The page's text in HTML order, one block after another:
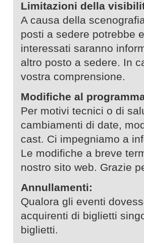
Limitazioni della
A causa della
posti a sedere potrebbe
interessati saranno
altro posto a sedere. In
vostra comprensione.
Modifiche al
Per motivi tecnici o di
cambiamenti di date,
cast. Ci impegniamo a
Le modifiche a breve
nostro sito web. Grazie
Annullamenti:
Qualora gli eventi
acquirenti di biglietti
biglietti.